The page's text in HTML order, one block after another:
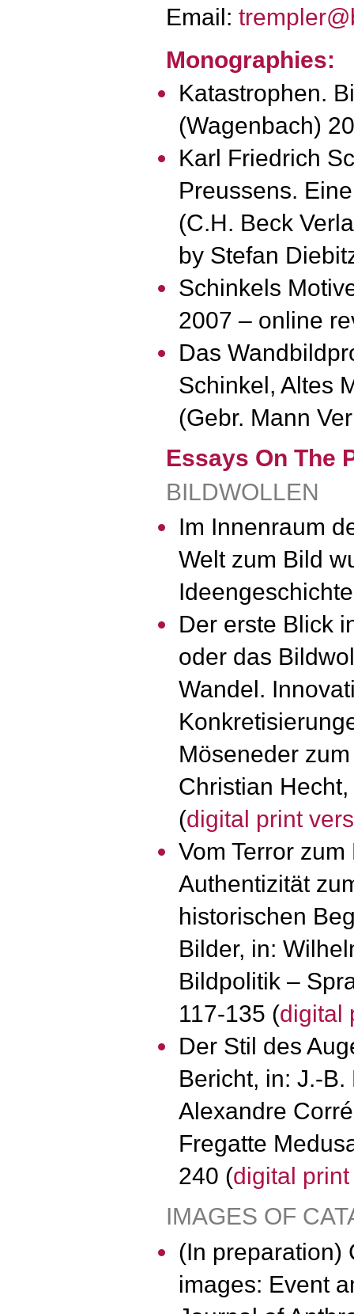
Email:
Monographies:
Katastrophen.
(Wagenbach)
Karl Friedrich
Preussens.
(C.H. Beck
by Stefan
Schinkels
2007 – online
Das
Schinkel, Altes
(Gebr. Mann
Essays On The
BILDWOLLEN
Im Innenraum
Welt zum Bild
Der erste Blick
oder das
Wandel.
Möseneder
Christian
(digital print
Vom Terror
Authentizität
historischen
Bilder, in:
Bildpolitik –
117-135 (digital
Der Stil des
Bericht, in: J.-
Alexandre
Fregatte
240 (digital
IMAGES OF
(In preparation)
images: Event